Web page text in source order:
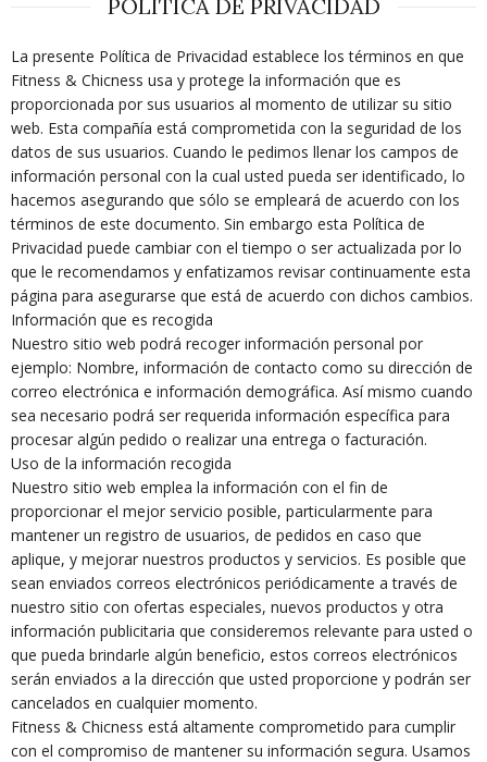
POLÍTICA DE PRIVACIDAD
La presente Política de Privacidad establece los términos en que
Fitness & Chicness usa y protege la información que es
proporcionada por sus usuarios al momento de utilizar su sitio
web. Esta compañía está comprometida con la seguridad de los
datos de sus usuarios. Cuando le pedimos llenar los campos de
información personal con la cual usted pueda ser identificado, lo
hacemos asegurando que sólo se empleará de acuerdo con los
términos de este documento. Sin embargo esta Política de
Privacidad puede cambiar con el tiempo o ser actualizada por lo
que le recomendamos y enfatizamos revisar continuamente esta
página para asegurarse que está de acuerdo con dichos cambios.
Información que es recogida
Nuestro sitio web podrá recoger información personal por
ejemplo: Nombre, información de contacto como su dirección de
correo electrónica e información demográfica. Así mismo cuando
sea necesario podrá ser requerida información específica para
procesar algún pedido o realizar una entrega o facturación.
Uso de la información recogida
Nuestro sitio web emplea la información con el fin de
proporcionar el mejor servicio posible, particularmente para
mantener un registro de usuarios, de pedidos en caso que
aplique, y mejorar nuestros productos y servicios. Es posible que
sean enviados correos electrónicos periódicamente a través de
nuestro sitio con ofertas especiales, nuevos productos y otra
información publicitaria que consideremos relevante para usted o
que pueda brindarle algún beneficio, estos correos electrónicos
serán enviados a la dirección que usted proporcione y podrán ser
cancelados en cualquier momento.
Fitness & Chicness está altamente comprometido para cumplir
con el compromiso de mantener su información segura. Usamos